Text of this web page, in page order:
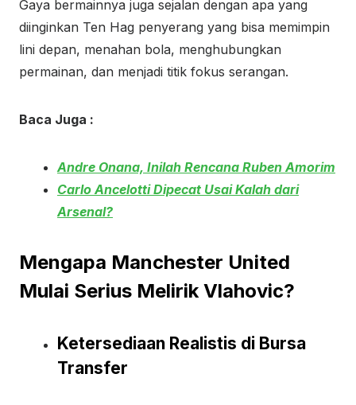
Gaya bermainnya juga sejalan dengan apa yang
diinginkan Ten Hag penyerang yang bisa memimpin
lini depan, menahan bola, menghubungkan
permainan, dan menjadi titik fokus serangan.
Baca Juga :
Andre Onana, Inilah Rencana Ruben Amorim
Carlo Ancelotti Dipecat Usai Kalah dari
Arsenal?
Mengapa Manchester United
Mulai Serius Melirik Vlahovic?
Ketersediaan Realistis di Bursa
Transfer